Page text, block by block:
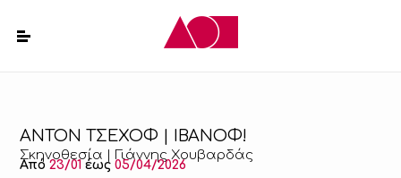
ΑΝΤΟΝ ΤΣΕΧΟΦ | ΙΒΑΝΟΦ!
Σκηνοθεσία | Γιάννης Χουβαρδάς
Από23/01 έως05/04/2026